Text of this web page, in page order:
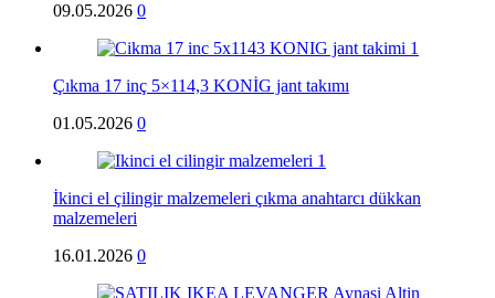
09.05.2026 0
Çıkma 17 inç 5×114,3 KONİG jant takımı
01.05.2026 0
İkinci el çilingir malzemeleri çıkma anahtarcı dükkan
malzemeleri
16.01.2026 0